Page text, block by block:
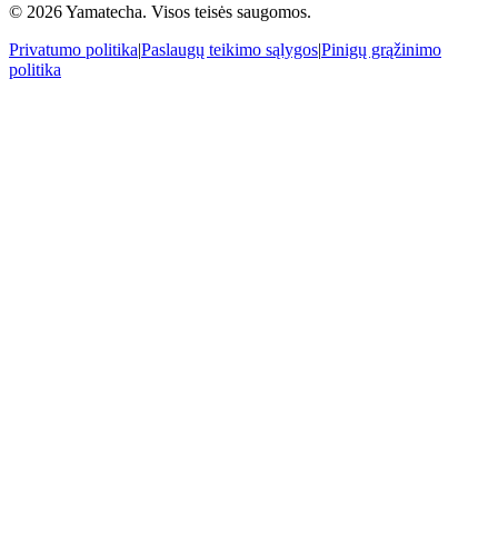
© 2026 Yamatecha. Visos teisės saugomos.
Privatumo politika|Paslaugų teikimo sąlygos|Pinigų grąžinimo
politika